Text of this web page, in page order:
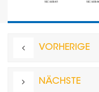
VORHERIGE
NÄCHSTE